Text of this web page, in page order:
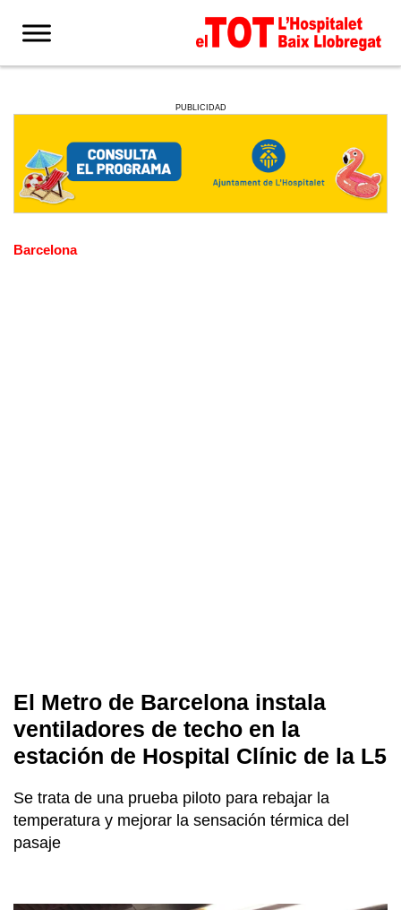
PUBLICIDAD
Barcelona
El Metro de Barcelona instala
ventiladores de techo en la
estación de Hospital Clínic de la L5
Se trata de una prueba piloto para rebajar la
temperatura y mejorar la sensación térmica del
pasaje